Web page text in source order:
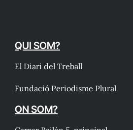
QUI SOM?
El Diari del Treball
Fundació Periodisme Plural
ON SOM?